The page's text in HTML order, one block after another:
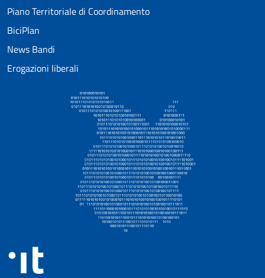
Piano Territoriale di Coordinamento
BiciPlan
News Bandi
Erogazioni liberali